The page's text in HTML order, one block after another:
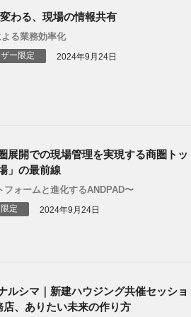
わる、現場の情報共有
る業務効率化
ザー限定 2024年9月24日
展開での現場管理を実現する商圏トッ
」の最前線
ォームと進化するANDPAD〜
定 2024年9月24日
ルシマ｜新建ハウジング共催セッショ
、ありたい未来の作り方